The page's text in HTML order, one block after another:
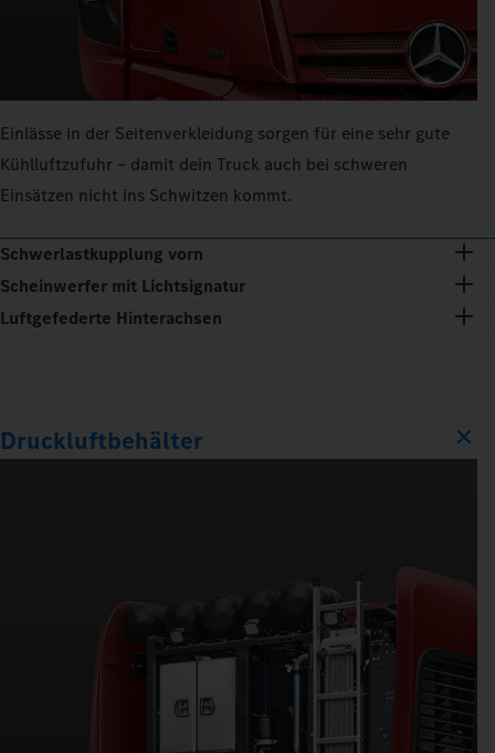
Einlässe in der Seitenverkleidung sorgen für eine sehr gute
Kühlluftzufuhr – damit dein Truck auch bei schweren
Einsätzen nicht ins Schwitzen kommt.
Schwerlastkupplung vorn
Scheinwerfer mit Lichtsignatur
Luftgefederte Hinterachsen
Druckluftbehälter